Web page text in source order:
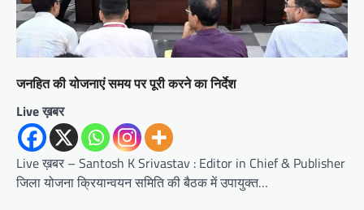
जनहित की योजनाएं समय पर पूरी करने का निर्देश
Live ख़बर
Live ख़बर – Santosh K Srivastav : Editor in Chief & Publisher
जिला योजना क्रियान्वयन समिति की बैठक में उपायुक्त…